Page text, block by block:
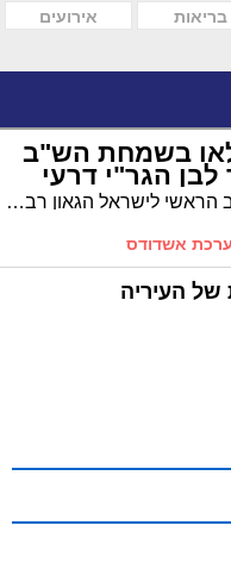
בריאות
אירועים
בשמחת הש"ב
הגר"י דרעי
במעמד הרב הראשי לישראל הגאון רבי דוד לאו התקיימה אמש באשדוד שמחת שבע ברכות לבנו של הרה"ג ר' יהודא דרעי רבה של באר שבע וחבר מועצת הרבנות הראשית לישראל
של העיריה